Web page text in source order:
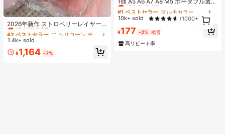
2026年新作 ストロベリーレイヤー
ケーキ シリコンスクイーズトイ 1
個、厚手&ソフト、学生、誕生日、
クリスマス、ゲーマー、ストレス解
消に最適なギフト
#2 ベストセラー
売り切れ間近！
#2 ベストセラー
売り切れ間近！
#2 ベストセラー
売り切れ間近！
#2 ベストセラー
に シリコーン ティーンエイジャー向けのノベルティ＆ギャグおもちゃ
売り切れ間近！
1.4k+ sold
¥1,164 -7%
ルーズリーフバインダー、透明ステ
ッカーブック、シールブック、ステ
ッカーブック、写真収納バッグ、フ
ォトアルバム、貯金プランブック、
プランナー、ノート、オフィス文房
具、学用品として使用可能
#1 ベストセラー
売り切れ間近！
#1 ベストセラー
売り切れ間近！
#1 ベストセラー
売り切れ間近！
10k+ sold (1000+)
¥177 -2% 概算
高リピート率